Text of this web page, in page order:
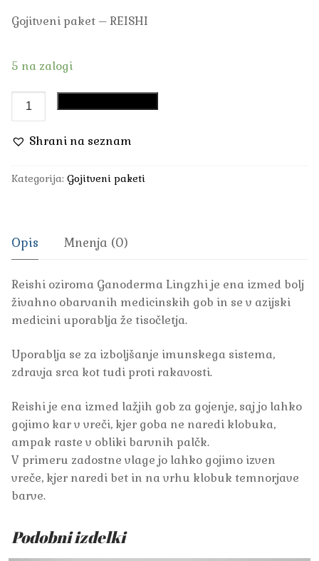
Gojitveni paket – REISHI
5 na zalogi
Gojitveni
paket
-
Shrani na seznam
Kategorija: Gojitveni paketi
Opis Mnenja (0)
Reishi oziroma Ganoderma Lingzhi je ena izmed bolj
živahno obarvanih medicinskih gob in se v azijski
medicini uporablja že tisočletja.
Uporablja se za izboljšanje imunskega sistema,
zdravja srca kot tudi proti rakavosti.
Reishi je ena izmed lažjih gob za gojenje, saj jo lahko
gojimo kar v vreči, kjer goba ne naredi klobuka,
ampak raste v obliki barvnih palčk.
V primeru zadostne vlage jo lahko gojimo izven
vreče, kjer naredi bet in na vrhu klobuk temnorjave
barve.
Podobni izdelki